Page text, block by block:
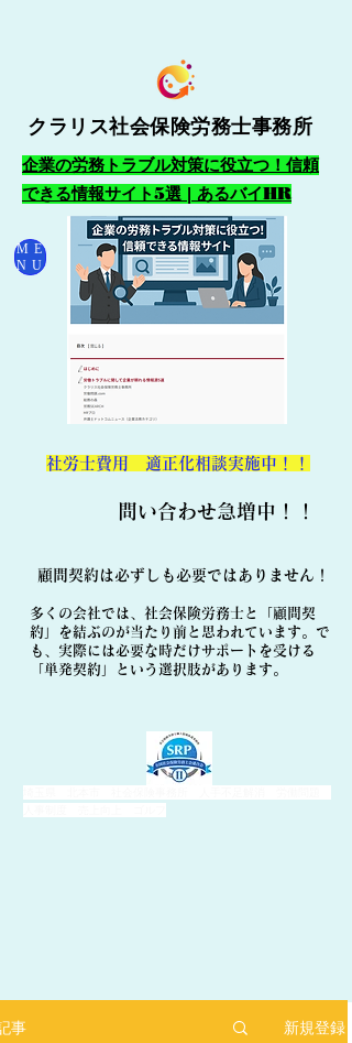
クラリス社会保険労務士事務所
企業の労務トラブル対策に役立つ！信頼
できる情報サイト5選 | あるバイHR
ME
NU
​社労士費用 適正化相談実施中！！
​問い合わせ急増中！！
顧問契約は必ずしも必要ではありません！
多くの会社では、社会保険労務士と「顧問契
約」を結ぶのが当たり前と思われています。で
も、実際には必要な時だけサポートを受ける
「単発契約」という選択肢があります。
事 新規登録